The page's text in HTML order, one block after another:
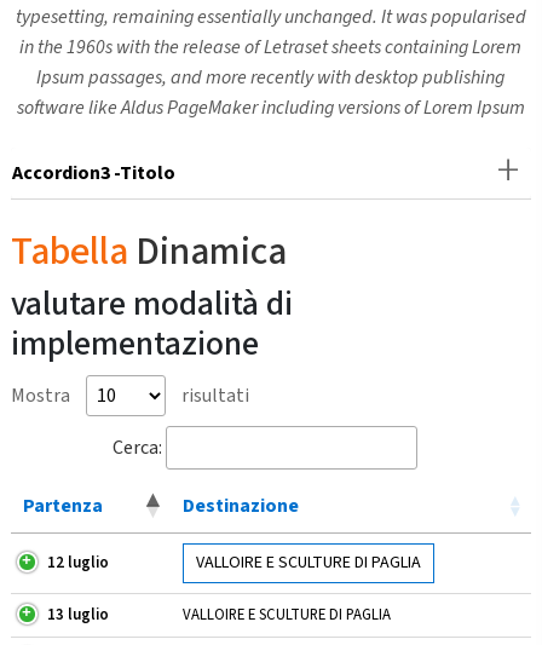
typesetting, remaining essentially unchanged. It was popularised
in the 1960s with the release of Letraset sheets containing Lorem
Ipsum passages, and more recently with desktop publishing
software like Aldus PageMaker including versions of Lorem Ipsum
Accordion3 -Titolo
Tabella Dinamica
valutare modalità di
implementazione
Mostra
risultati
Cerca:
Partenza Destinazione
12 luglio VALLOIRE E SCULTURE DI PAGLIA
13 luglio
VALLOIRE E SCULTURE DI PAGLIA